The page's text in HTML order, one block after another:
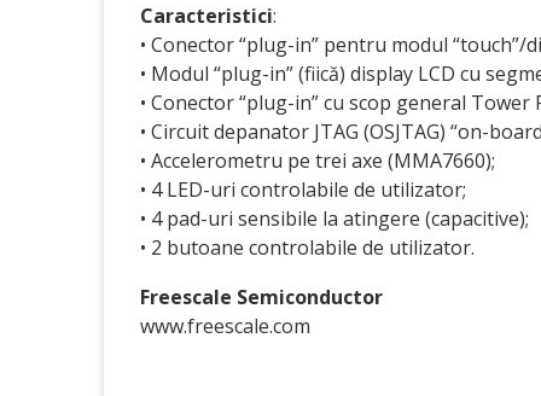
Caracteristici:
• Conector “plug-in” pentru modul “touch”/
• Modul “plug-in” (fiică) display LCD cu
• Conector “plug-in” cu scop general Tower
• Circuit depanator JTAG (OSJTAG) “on-
• Accelerometru pe trei axe (MMA7660);
• 4 LED-uri controlabile de utilizator;
• 4 pad-uri sensibile la atingere (capacitive);
• 2 butoane controlabile de utilizator.
Freescale Semiconductor
www.freescale.com